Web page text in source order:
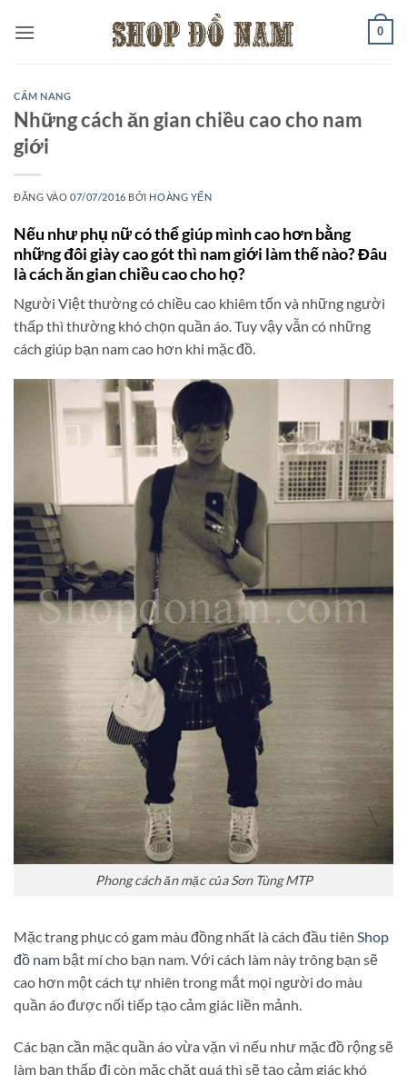
qua
0
CẨM NANG
Những cách ăn gian chiều cao cho nam
giới
ĐĂNG VÀO07/07/2016 BỞI HOÀNG YẾN
Nếu như phụ nữ có thể giúp mình cao hơn bằng
những đôi giày cao gót thì nam giới làm thế nào? Đâu
là cách ăn gian chiều cao cho họ?
Người Việt thường có chiều cao khiêm tốn và những người
thấp thì thường khó chọn quần áo. Tuy vậy vẫn có những
cách giúp bạn nam cao hơn khi mặc đồ.
Phong cách ăn mặc của Sơn Tùng MTP
Mặc trang phục có gam màu đồng nhất là cách đầu tiên Shop
đồ nam bật mí cho bạn nam. Với cách làm này trông bạn sẽ
cao hơn một cách tự nhiên trong mắt mọi người do màu
quần áo được nối tiếp tạo cảm giác liền mảnh.
Các bạn cần mặc quần áo vừa vặn vì nếu như mặc đồ rộng sẽ
làm bạn thấp đi còn mặc chặt quá thì sẽ tạo cảm giác khó